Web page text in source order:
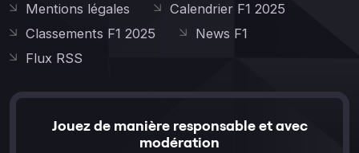
Mentions légales
Calendrier F1 2025
Classements F1 2025
News F1
Flux RSS
Jouez de manière responsable et avec
modération